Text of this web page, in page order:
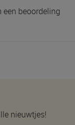
beoordeling
nieuwtjes!